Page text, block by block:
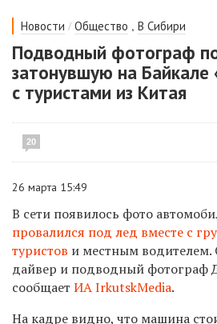
Новости / Общество , В Сибири
Подводный фотограф
затонувшую на Байкале
с туристами из Китая
20
26 марта 15:49
В сети появилось фото
провалился под лед вместе с
туристов и местным водителем.
дайвер и подводный фотограф
сообщает ИА IrkutskMedia.
На кадре видно, что машина